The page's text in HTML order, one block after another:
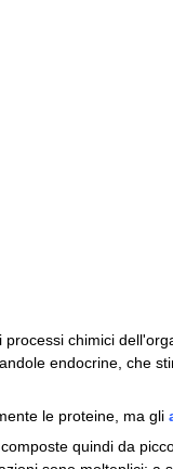
chimici
endocrine, che
le proteine, ma gli
quindi da